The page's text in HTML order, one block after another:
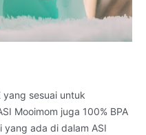
yang sesuai untuk
Mooimom juga 100% BPA
yang ada di dalam ASI